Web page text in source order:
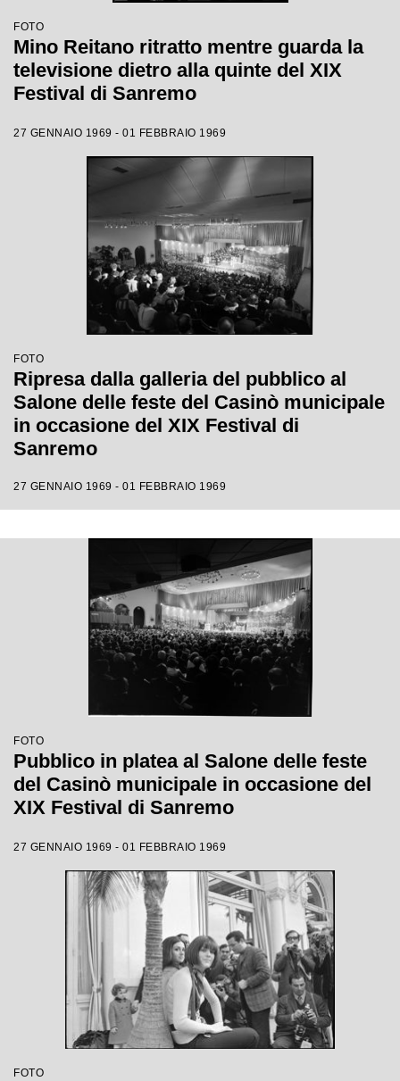
FOTO
Mino Reitano ritratto mentre guarda la
televisione dietro alla quinte del XIX
Festival di Sanremo
27 GENNAIO 1969 - 01 FEBBRAIO 1969
FOTO
Ripresa dalla galleria del pubblico al
Salone delle feste del Casinò municipale
in occasione del XIX Festival di
Sanremo
27 GENNAIO 1969 - 01 FEBBRAIO 1969
FOTO
Pubblico in platea al Salone delle feste
del Casinò municipale in occasione del
XIX Festival di Sanremo
27 GENNAIO 1969 - 01 FEBBRAIO 1969
FOTO